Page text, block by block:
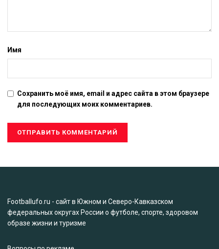
Имя
Сохранить моё имя, email и адрес сайта в этом браузере
для последующих моих комментариев.
Footballufo.ru - сайт в Южном и Северо-Кавказском
федеральных округах России о футболе, спорте, здоровом
образе жизни и туризме